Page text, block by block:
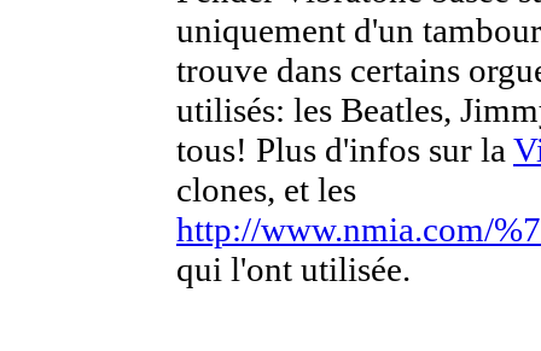
uniquement d'un
trouve dans certains
utilisés: les Beatles,
tous! Plus d'infos sur la
clones, et les
http://www.nmia.com/
qui l'ont utilisée.